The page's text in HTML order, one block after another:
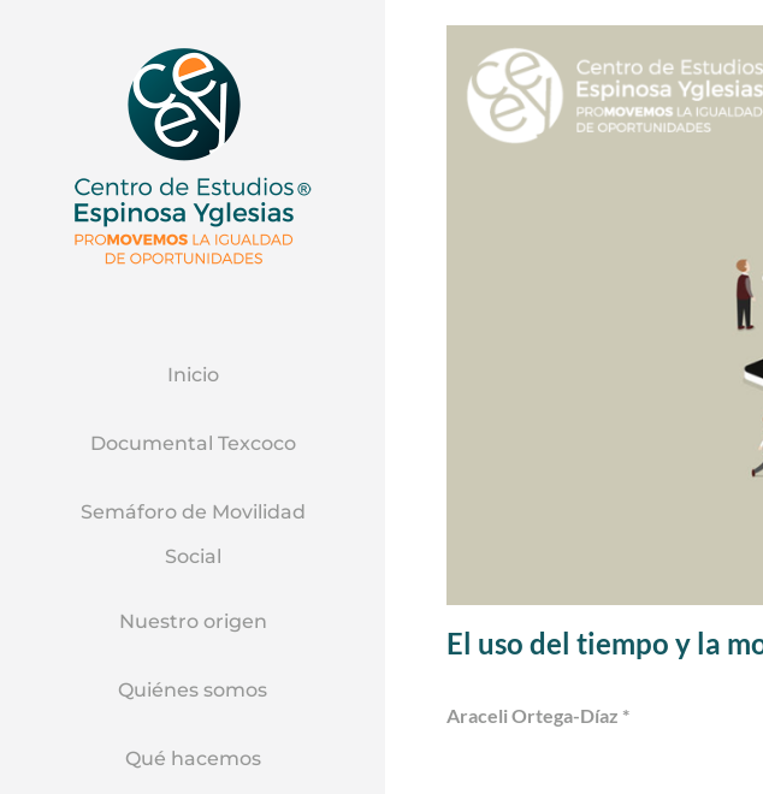
Inicio
Documental Texcoco
Semáforo de Movilidad
Social
Nuestro origen
Quiénes somos
Qué hacemos
El uso del tiempo y la
Araceli Ortega-Díaz *